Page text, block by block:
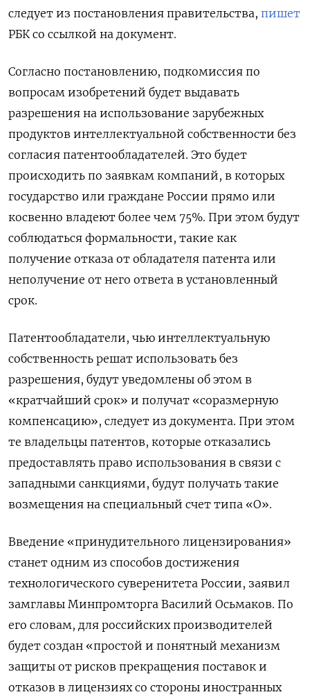
следует из постановления правительства, пишет
РБК со ссылкой на документ.
Согласно постановлению, подкомиссия по
вопросам изобретений будет выдавать
разрешения на использование зарубежных
продуктов интеллектуальной собственности без
согласия патентообладателей. Это будет
происходить по заявкам компаний, в которых
государство или граждане России прямо или
косвенно владеют более чем 75%. При этом будут
соблюдаться формальности, такие как
получение отказа от обладателя патента или
неполучение от него ответа в установленный
срок.
Патентообладатели, чью интеллектуальную
собственность решат использовать без
разрешения, будут уведомлены об этом в
«кратчайший срок» и получат «соразмерную
компенсацию», следует из документа. При этом
те владельцы патентов, которые отказались
предоставлять право использования в связи с
западными санкциями, будут получать такие
возмещения на специальный счет типа «О».
Введение «принудительного лицензирования»
станет одним из способов достижения
технологического суверенитета России, заявил
замглавы Минпромторга Василий Осьмаков. По
его словам, для российских производителей
будет создан «простой и понятный механизм
защиты от рисков прекращения поставок и
отказов в лицензиях со стороны иностранных